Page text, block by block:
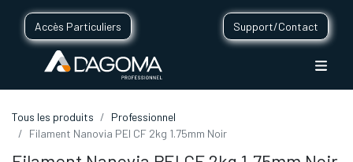
Accès Particuliers Support/Contact
Tous les produits
Professionnel
Filament Nanovia PEI CF 2kg 1.75mm Noir